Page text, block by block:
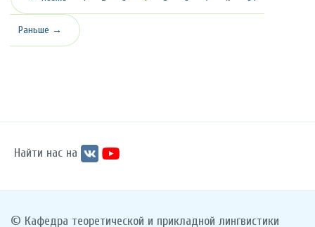
Раньше →
Найти нас на
© Кафедра теоретической и прикладной лингвистики